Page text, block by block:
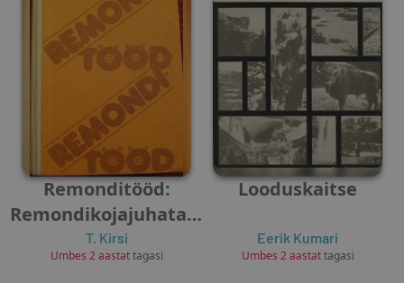
Remonditööd:
Remondikojajuhataja
käsiraamat
T. Kirsi
Umbes 2 aastattagasi
Looduskaitse
Eerik Kumari
Umbes 2 aastattagasi